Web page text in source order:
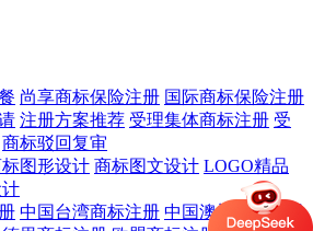
尚享商标保险注册 国际商标保险注册
注册方案推荐 受理集体商标注册 受
商标驳回复审
图形设计 商标图文设计 LOGO精品
中国台湾商标注册 中国澳门商标注册